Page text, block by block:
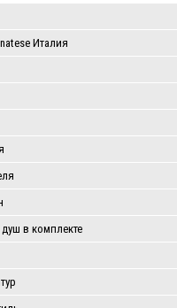
Италия
в комплекте